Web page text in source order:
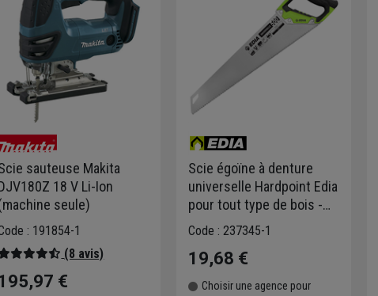
sauteuse Makita
18 V Li-Ion
seule)
: 191854-1
(8 avis)
€
Scie égoïne à denture
universelle Hardpoint Edia
pour tout type de bois -
longueur 500 mm - 8
Code : 237345-1
19,68 €
Choisir une agence pour